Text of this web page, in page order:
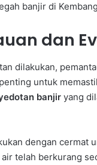
banjir di
dan
dilakukan,
untuk
banjir yang
dengan cermat
telah berkurang